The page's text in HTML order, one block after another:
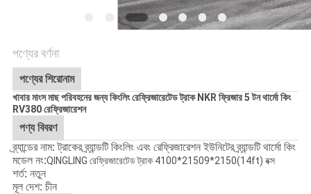
পণ্যের বর্ণনা
পণ্যের শিরোনাম
খাবার মাংস মাছ পরিবহনের জন্য কিংলিং রেফ্রিজারেটেড ট্রাক NKR ফ্রিজার 5 টন থার্মো কিং
RV380 রেফ্রিজারেশন
পণ্য বিবরণ
ব্র্যান্ডের নাম: ট্রাকের ব্র্যান্ডটি কিংলিং এবং রেফ্রিজারেশন ইউনিটের ব্র্যান্ডটি থার্মো কিং
মডেল নং:QINGLING রেফ্রিজারেটেড ট্রাক 4100*21509*2150(14ft) বক্স
শর্ত: নতুন
মূল দেশ: চীন